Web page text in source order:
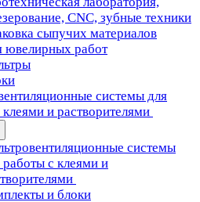
CNC, зубные техники
сыпучих материалов
ювелирных работ
системы для
и растворителями
системы
работы с клеями и
и блоки